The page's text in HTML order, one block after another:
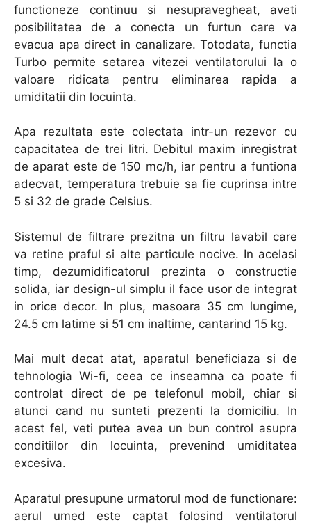
functioneze continuu si nesupravegheat, aveti
posibilitatea de a conecta un furtun care va
evacua apa direct in canalizare. Totodata, functia
Turbo permite setarea vitezei ventilatorului la o
valoare ridicata pentru eliminarea rapida a
umiditatii din locuinta.
Apa rezultata este colectata intr-un rezevor cu
capacitatea de trei litri. Debitul maxim inregistrat
de aparat este de 150 mc/h, iar pentru a funtiona
adecvat, temperatura trebuie sa fie cuprinsa intre
5 si 32 de grade Celsius.
Sistemul de filtrare prezitna un filtru lavabil care
va retine praful si alte particule nocive. In acelasi
timp, dezumidificatorul prezinta o constructie
solida, iar design-ul simplu il face usor de integrat
in orice decor. In plus, masoara 35 cm lungime,
24.5 cm latime si 51 cm inaltime, cantarind 15 kg.
Mai mult decat atat, aparatul beneficiaza si de
tehnologia Wi-fi, ceea ce inseamna ca poate fi
controlat direct de pe telefonul mobil, chiar si
atunci cand nu sunteti prezenti la domiciliu. In
acest fel, veti putea avea un bun control asupra
conditiilor din locuinta, prevenind umiditatea
excesiva.
Aparatul presupune urmatorul mod de functionare:
aerul umed este captat folosind ventilatorul